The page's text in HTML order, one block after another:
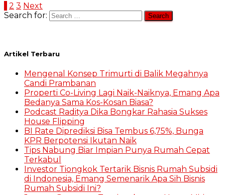
2 3 Next
Search for:
Artikel Terbaru
Mengenal Konsep Trimurti di Balik Megahnya
Candi Prambanan
Properti Co-Living Lagi Naik-Naiknya, Emang Apa
Bedanya Sama Kos-Kosan Biasa?
Podcast Raditya Dika Bongkar Rahasia Sukses
House Flipping
BI Rate Diprediksi Bisa Tembus 6,75%, Bunga
KPR Berpotensi Ikutan Naik
Tips Nabung Biar Impian Punya Rumah Cepat
Terkabul
Investor Tiongkok Tertarik Bisnis Rumah Subsidi
di Indonesia, Emang Semenarik Apa Sih Bisnis
Rumah Subsidi Ini?